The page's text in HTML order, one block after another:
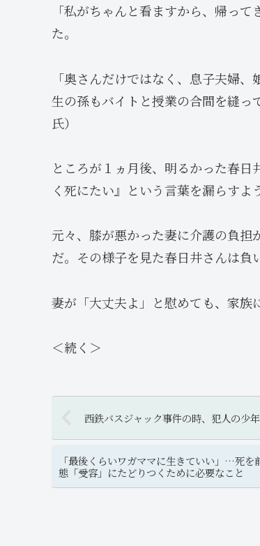
「私がちゃんと看ますから、帰っ
た。
「奥さんだけではなく、息子夫婦
生の孫もバイトと授業の合間を縫
氏）
ところが１ヵ月後、明るかった春
く死にたい』という言葉を漏らすよ
元々、膝が悪かった妻に介護の負
だ。その様子を見た春日井さんは負
妻が「大丈夫よ」と慰めても、家族
＜続く＞
西鉄バスジャック事件の時、犯人の少
「最後くらいワガママに生きていい」…死
態「受容」にたどりつくために必要なこと